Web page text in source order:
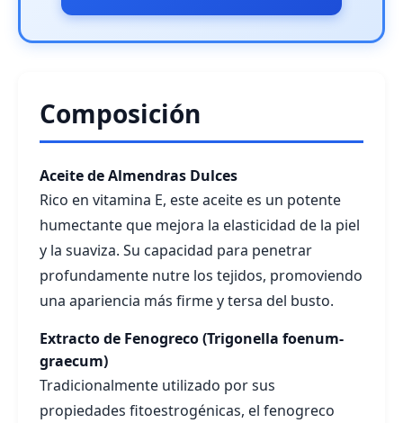
Composición
Aceite de Almendras Dulces
Rico en vitamina E, este aceite es un potente
humectante que mejora la elasticidad de la piel
y la suaviza. Su capacidad para penetrar
profundamente nutre los tejidos, promoviendo
una apariencia más firme y tersa del busto.
Extracto de Fenogreco (Trigonella foenum-
graecum)
Tradicionalmente utilizado por sus
propiedades fitoestrogénicas, el fenogreco